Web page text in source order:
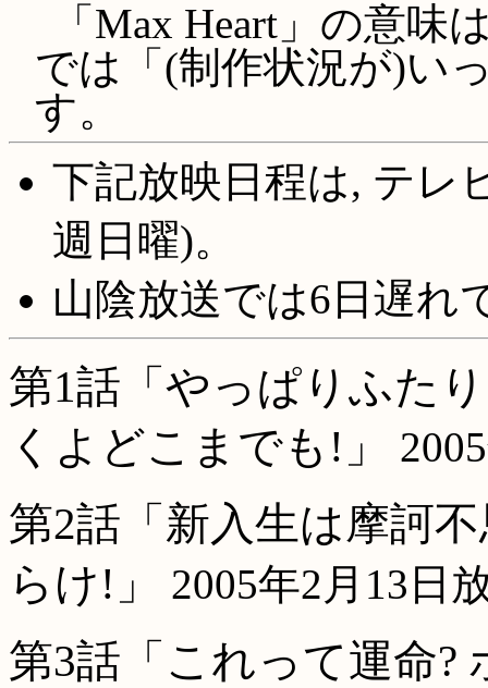
「Max Heart」の意味
では「(制作状況が)い
す。
下記放映日程は, テレ
週日曜)。
山陰放送では6日遅れ
第1話「やっぱりふた
くよどこまでも!」
第2話「新入生は摩訶
らけ!」
2005年2月13日
第3話「これって運命?